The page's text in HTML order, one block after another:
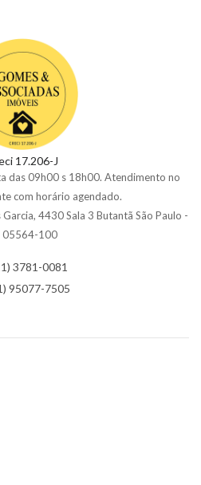
17.206-J
das 09h00 s 18h00. Atendimento no
com horário agendado.
4430 Sala 3 Butantã São Paulo -
05564-100
3781-0081
95077-7505